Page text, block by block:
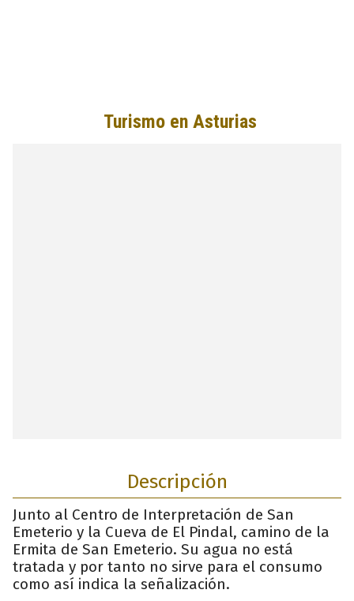
Descripción
Junto al Centro de Interpretación de San
Emeterio y la Cueva de El Pindal, camino de la
Ermita de San Emeterio. Su agua no está
tratada y por tanto no sirve para el consumo
como así indica la señalización.